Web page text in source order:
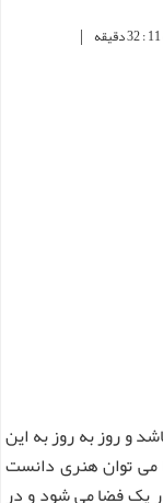
|
و روز به روز به این
می توان هنری دانست
یک فضا می شود و در